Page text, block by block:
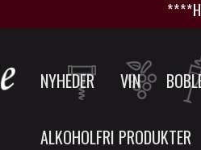
NYHEDER VIN
ALKOHOLFRI PRODUKTER